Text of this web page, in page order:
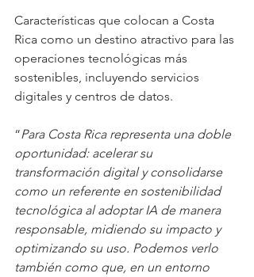
Características que colocan a Costa
Rica como un destino atractivo para las
operaciones tecnológicas más
sostenibles, incluyendo servicios
digitales y centros de datos.
“Para Costa Rica representa una doble
oportunidad: acelerar su
transformación digital y consolidarse
como un referente en sostenibilidad
tecnológica al adoptar IA de manera
responsable, midiendo su impacto y
optimizando su uso. Podemos verlo
también como que, en un entorno